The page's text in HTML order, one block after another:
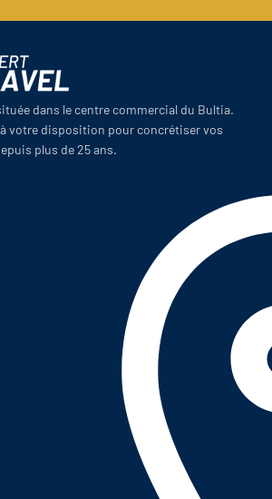
dans le centre commercial du Bultia.
votre disposition pour concrétiser vos
plus de 25 ans.